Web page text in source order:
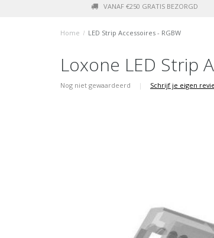
VANAF €250 GRATIS BEZORGD
Home / LED Strip Accessoires - RGBW
Loxone LED Strip
Nog niet gewaardeerd | Schrijf je eigen